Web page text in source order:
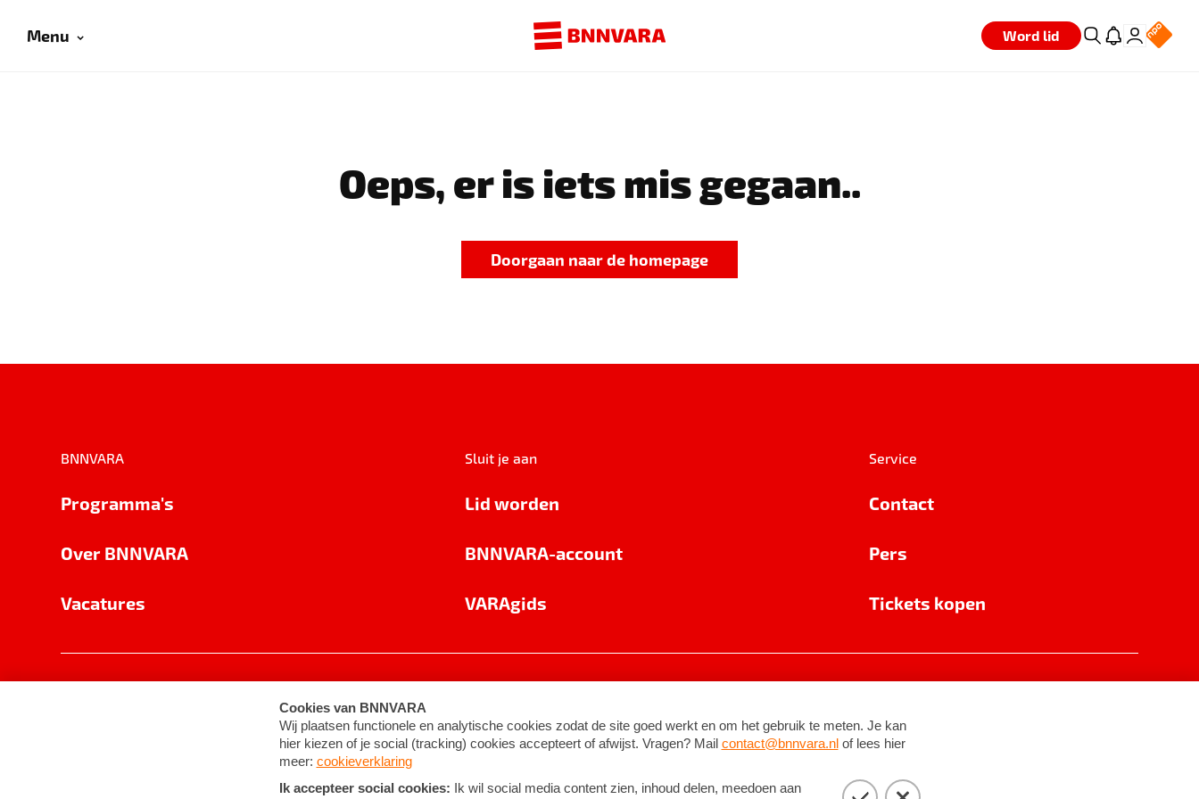
Menu Word lid
Oeps, er is iets mis gegaan..
Doorgaan naar de homepage
BNNVARA
Programma's
Over BNNVARA
Vacatures
Sluit je aan
Lid worden
BNNVARA-account
VARAgids
Service
Contact
Pers
Tickets kopen
Cookie-instellingen Algemene voorwaarden ©2026BNNVARA